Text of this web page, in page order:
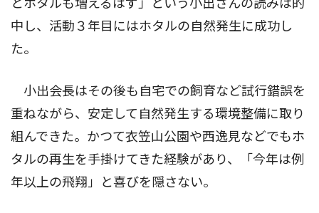
とホタルも増えるはず」という小出さんの読みは的
中し、活動３年目にはホタルの自然発生に成功し
た。
小出会長はその後も自宅での飼育など試行錯誤を
重ねながら、安定して自然発生する環境整備に取り
組んできた。かつて衣笠山公園や西逸見などでもホ
タルの再生を手掛けてきた経験があり、「今年は例
年以上の飛翔」と喜びを隠さない。